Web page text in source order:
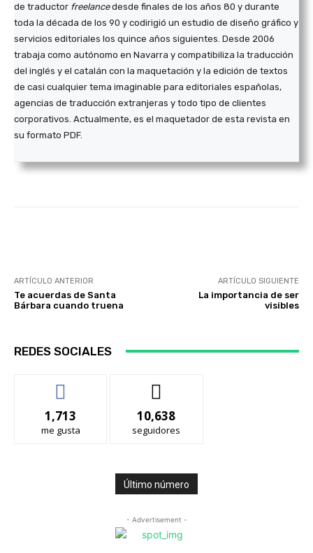
de traductor freelancedesde finales de los años 80 y durante
toda la década de los 90 y codirigió un estudio de diseño gráfico y
servicios editoriales los quince años siguientes. Desde 2006
trabaja como autónomo en Navarra y compatibiliza la traducción
del inglés y el catalán con la maquetación y la edición de textos
de casi cualquier tema imaginable para editoriales españolas,
agencias de traducción extranjeras y todo tipo de clientes
corporativos. Actualmente, es el maquetador de esta revista en
su formato PDF.
ARTÍCULO ANTERIOR
Te acuerdas de Santa
Bárbara cuando truena
ARTÍCULO SIGUIENTE
La importancia de ser
visibles
REDES SOCIALES
1,713
me gusta
10,638
seguidores
Último número
- Advertisement -